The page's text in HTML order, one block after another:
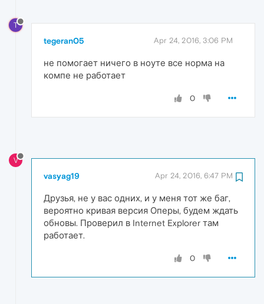
T
tegeran05 Apr 24, 2016, 3:06 PM
не помогает ничего в ноуте все норма на
компе не работает
0
V
vasyag19 Apr 24, 2016, 6:47 PM
Друзья, не у вас одних, и у меня тот же баг,
вероятно кривая версия Оперы, будем ждать
обновы. Проверил в Internet Explorer там
работает.
0